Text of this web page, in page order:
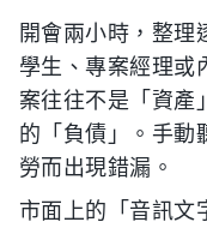
開會兩小時，整理
學生、專案經理或
案往往不是「資產
的「負債」。手動
勞而出現錯漏。
市面上的「音訊文